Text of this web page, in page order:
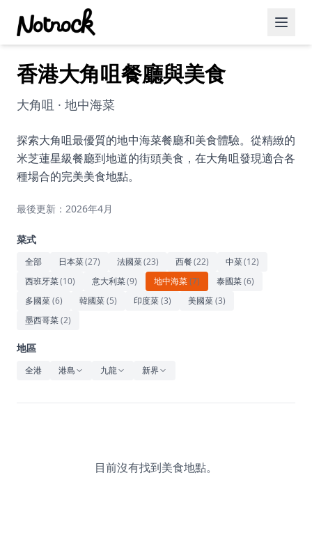
精選活動
博客文章
約會好去處
美食佳餚
藝術文化
休閒
音樂
香港大角咀餐廳與美食
大角咀 · 地中海菜
探索大角咀最優質的地中海菜餐廳和美食體驗。從精緻的
米芝蓮星級餐廳到地道的街頭美食，在大角咀發現適合各
種場合的完美美食地點。
最後更新：2026年4月
菜式
全部 日本菜(27) 法國菜(23) 西餐(22) 中菜(12)
西班牙菜(10) 意大利菜(9) 地中海菜(7) 泰國菜(6)
多國菜(6) 韓國菜(5) 印度菜(3) 美國菜(3)
墨西哥菜(2)
地區
全港 港島 九龍 新界
目前沒有找到美食地點。